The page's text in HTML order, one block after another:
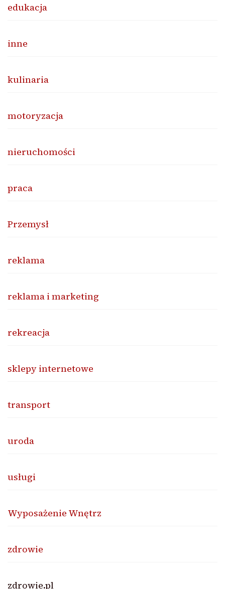
edukacja
inne
kulinaria
motoryzacja
nieruchomości
praca
Przemysł
reklama
reklama i marketing
rekreacja
sklepy internetowe
transport
uroda
usługi
Wyposażenie Wnętrz
zdrowie
zdrowie.pl